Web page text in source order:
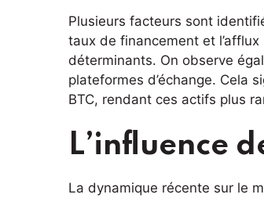
Plusieurs facteurs sont
taux de financement et
déterminants. On observe
plateformes d’échange. Cela
BTC, rendant ces actifs plus
L’influence
La dynamique récente sur le